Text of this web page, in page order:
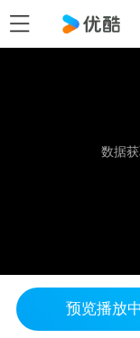
数据
预览播放